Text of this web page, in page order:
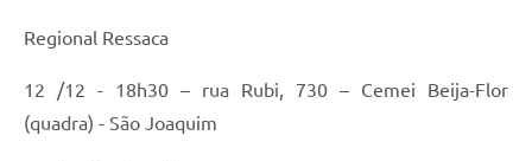
Regional Ressaca
12 /12 - 18h30 – rua Rubi, 730 – Cemei Beija-Flor
(quadra) - São Joaquim